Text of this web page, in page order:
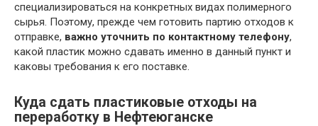
специализироваться на конкретных видах полимерного
сырья. Поэтому, прежде чем готовить партию отходов к
отправке, важно уточнить по контактному телефону,
какой пластик можно сдавать именно в данный пункт и
каковы требования к его поставке.
Куда сдать пластиковые отходы на
переработку в Нефтеюганске